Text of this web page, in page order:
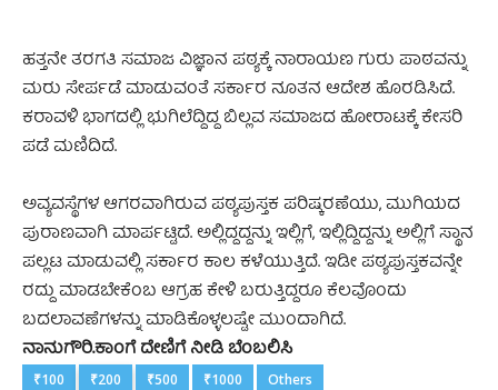
ಹತ್ತನೇ ತರಗತಿ ಸಮಾಜ ವಿಜ್ಞಾನ ಪಠ್ಯಕ್ಕೆ ನಾರಾಯಣ ಗುರು ಪಾಠವನ್ನು
ಮರು ಸೇರ್ಪಡೆ ಮಾಡುವಂತೆ ಸರ್ಕಾರ ನೂತನ ಆದೇಶ ಹೊರಡಿಸಿದೆ.
ಕರಾವಳಿ ಭಾಗದಲ್ಲಿ ಭುಗಿಲೆದ್ದಿದ್ದ ಬಿಲ್ಲವ ಸಮಾಜದ ಹೋರಾಟಕ್ಕೆ ಕೇಸರಿ
ಪಡೆ ಮಣಿದಿದೆ.
ಅವ್ಯವಸ್ಥೆಗಳ ಆಗರವಾಗಿರುವ ಪಠ್ಯಪುಸ್ತಕ ಪರಿಷ್ಕರಣೆಯು, ಮುಗಿಯದ
ಪುರಾಣವಾಗಿ ಮಾರ್ಪಟ್ಟಿದೆ. ಅಲ್ಲಿದ್ದದ್ದನ್ನು ಇಲ್ಲಿಗೆ, ಇಲ್ಲಿದ್ದಿದ್ದನ್ನು ಅಲ್ಲಿಗೆ ಸ್ಥಾನ
ಪಲ್ಲಟ ಮಾಡುವಲ್ಲಿ ಸರ್ಕಾರ ಕಾಲ ಕಳೆಯುತ್ತಿದೆ. ಇಡೀ ಪಠ್ಯಪುಸ್ತಕವನ್ನೇ
ರದ್ದು ಮಾಡಬೇಕೆಂಬ ಆಗ್ರಹ ಕೇಳಿ ಬರುತ್ತಿದ್ದರೂ ಕೆಲವೊಂದು
ಬದಲಾವಣೆಗಳನ್ನು ಮಾಡಿಕೊಳ್ಳಲಷ್ಟೇ ಮುಂದಾಗಿದೆ.
ನಾನುಗೌರಿ.ಕಾಂಗೆ ದೇಣಿಗೆ ನೀಡಿ ಬೆಂಬಲಿಸಿ
₹100 ₹200 ₹500 ₹1000 Others